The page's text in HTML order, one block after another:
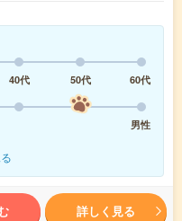
40代 50代
60代
男性
詳しく見る